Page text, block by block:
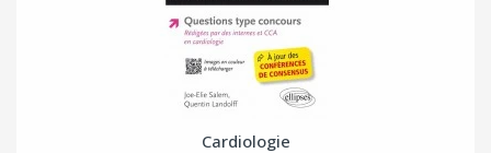
Cardiologie